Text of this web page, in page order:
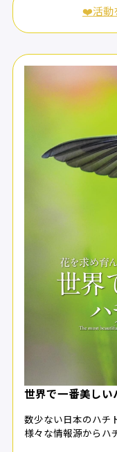
❤️活動
世界で一番美しい
数少ない日本のハチ
様々な情報源からハ